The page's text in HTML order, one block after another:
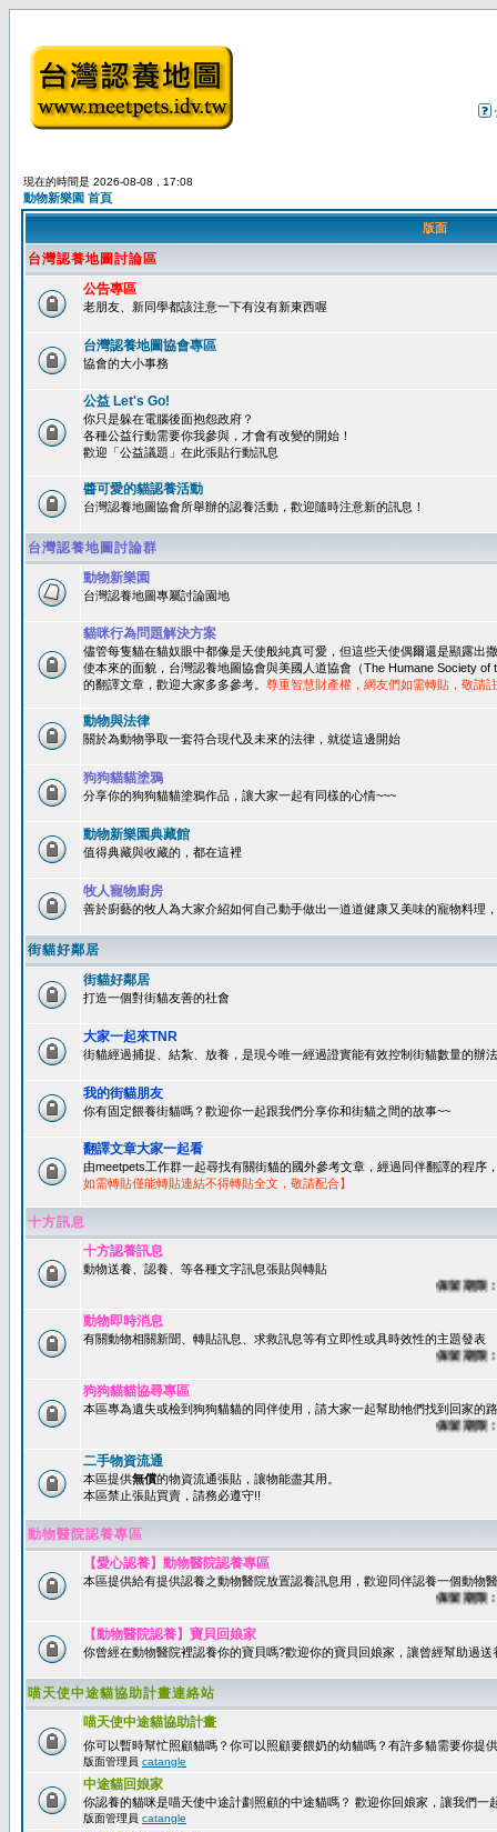
現在的時間是 2026-08-08 , 17:08
動物新樂園 首頁
版面
台灣認養地圖討論區
公告專區
老朋友、新同學都該注意一下有沒有新東西喔
台灣認養地圖協會專區
協會的大小事務
公益 Let's Go!
你只是躲在電腦後面抱怨政府？
各種公益行動需要你我參與，才會有改變的開始！
歡迎「公益議題」在此張貼行動訊息
醬可愛的貓認養活動
台灣認養地圖協會所舉辦的認養活動，歡迎隨時注意新的訊息！
台灣認養地圖討論群
動物新樂園
台灣認養地圖專屬討論園地
貓咪行為問題解決方案
儘管每隻貓在貓奴眼中都像是天使般純真可愛，但這些天使偶爾還是顯露出
使本來的面貌，台灣認養地圖協會與美國人道協會（The Humane Society
的翻譯文章，歡迎大家多多參考。 尊重智慧財產權，網友們如需轉貼，敬請
動物與法律
關於為動物爭取一套符合現代及未來的法律，就從這邊開始
狗狗貓貓塗鴉
分享你的狗狗貓貓塗鴉作品，讓大家一起有同樣的心情~~~
動物新樂園典藏館
值得典藏與收藏的，都在這裡
牧人寵物廚房
善於廚藝的牧人為大家介紹如何自己動手做出一道道健康又美味的寵物料理
街貓好鄰居
街貓好鄰居
打造一個對街貓友善的社會
大家一起來TNR
街貓經過捕捉、結紮、放養，是現今唯一經過證實能有效控制街貓數量的辦
我的街貓朋友
你有固定餵養街貓嗎？歡迎你一起跟我們分享你和街貓之間的故事~~
翻譯文章大家一起看
由meetpets工作群一起尋找有關街貓的國外參考文章，經過同伴翻譯的程序
如需轉貼僅能轉貼連結不得轉貼全文，敬請配合】
十方訊息
十方認養訊息
動物送養、認養、等各種文字訊息張貼與轉貼
保留期限：60
動物即時消息
有關動物相關新聞、轉貼訊息、求救訊息等有立即性或具時效性的主題發表
保留期限：45
狗狗貓貓協尋專區
本區專為遺失或檢到狗狗貓貓的同伴使用，請大家一起幫助牠們找到回家的
保留期限：60
二手物資流通
本區提供無償的物資流通張貼，讓物能盡其用。
本區禁止張貼買賣，請務必遵守!!
動物醫院認養專區
【愛心認養】動物醫院認養專區
本區提供給有提供認養之動物醫院放置認養訊息用，歡迎同伴認養一個動物
保留期限：60
【動物醫院認養】寶貝回娘家
你曾經在動物醫院裡認養你的寶貝嗎?歡迎你的寶貝回娘家，讓曾經幫助過
喵天使中途貓協助計畫連絡站
喵天使中途貓協助計畫
你可以暫時幫忙照顧貓嗎？你可以照顧要餵奶的幼貓嗎？有許多貓需要你提
版面管理員 catangle
中途貓回娘家
你認養的貓咪是喵天使中途計劃照顧的中途貓嗎？ 歡迎你回娘家，讓我們一
版面管理員 catangle